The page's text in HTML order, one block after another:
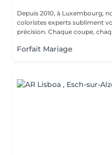
Depuis 2010, à Luxembourg,
coloristes experts subliment
précision. Chaque coupe,
Forfait Mariage